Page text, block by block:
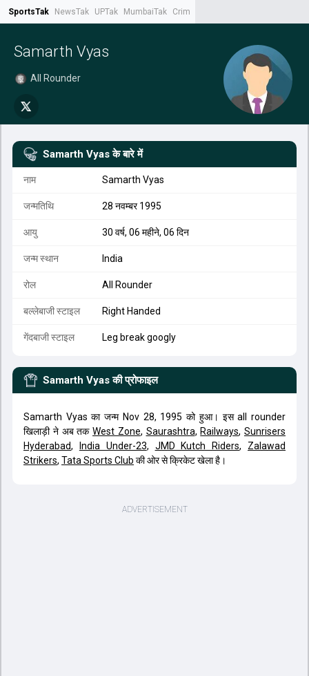
SportsTak NewsTak UPTak MumbaiTak CrimeTak
Samarth Vyas
All Rounder
Samarth Vyas के बारे में
नाम Samarth Vyas
जन्मतिथि 28 नवम्बर 1995
आयु 30 वर्ष, 06 महीने, 06 दिन
जन्म स्थान India
रोल All Rounder
बल्लेबाजी स्टाइल Right Handed
गेंदबाजी स्टाइल Leg break googly
Samarth Vyas की प्रोफाइल
Samarth Vyas का जन्म Nov 28, 1995 को हुआ। इस all rounder
खिलाड़ी ने अब तक West Zone, Saurashtra, Railways, Sunrisers
Hyderabad, India Under-23, JMD Kutch Riders, Zalawad
Strikers, Tata Sports Club की ओर से क्रिकेट खेला है।